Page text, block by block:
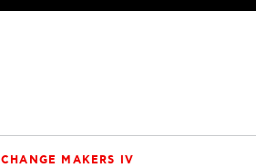
CHANGE MAKERS IV